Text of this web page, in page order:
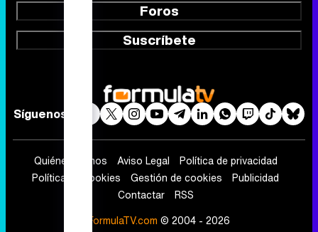
Foros
Suscríbete
Síguenos
Quiénes somos Aviso Legal
Política de privacidad
Política de cookies
Gestión de cookies
Publicidad
Contactar
RSS
FormulaTV.com © 2004 - 2026